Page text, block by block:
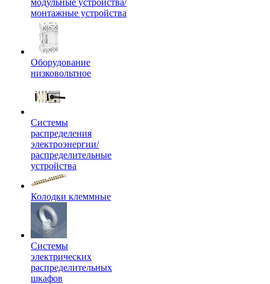
модульные устройства/
монтажные устройства
Оборудование
низковольтное
Системы
распределения
электроэнергии/
распределительные
устройства
Колодки клеммные
Системы
электрических
распределительных
шкафов